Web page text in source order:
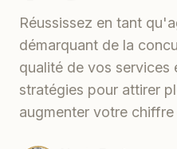
Réussissez en tant
démarquant de la
qualité de vos services
stratégies pour attirer
augmenter votre